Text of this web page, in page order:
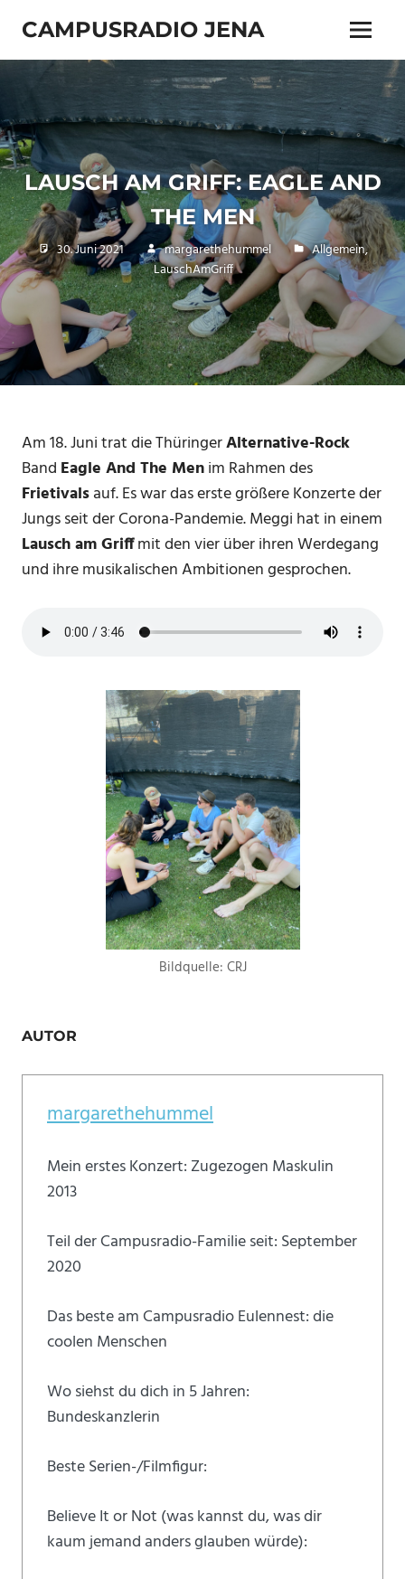
Inhalt
springen
CAMPUSRADIO JENA
103.4
MHz
Menü
LAUSCH AM GRIFF: EAGLE AND
THE MEN
30. Juni 2021 margarethehummel Allgemein,
LauschAmGriff
Am 18. Juni trat die ThüringerAlternative-Rock
Band Eagle And The Menim Rahmen des
Frietivalsauf. Es war das erste größere Konzerte der
Jungs seit der Corona-Pandemie. Meggi hat in einem
Lausch am Griffmit den vier über ihren Werdegang
und ihre musikalischen Ambitionen gesprochen.
Bildquelle: CRJ
AUTOR
margarethehummel
Mein erstes Konzert: Zugezogen Maskulin
2013
Teil der Campusradio-Familie seit: September
2020
Das beste am Campusradio Eulennest: die
coolen Menschen
Wo siehst du dich in 5 Jahren:
Bundeskanzlerin
Beste Serien-/Filmfigur:
Believe It or Not (was kannst du, was dir
kaum jemand anders glauben würde):